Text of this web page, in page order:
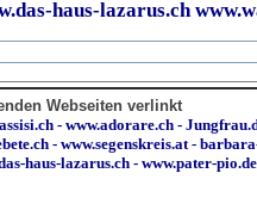
haus-lazarus.ch
Webseiten verlinkt
- www.adorare.ch -
- www.segenskreis.at-
haus-lazarus.ch - www.pater-pio.de